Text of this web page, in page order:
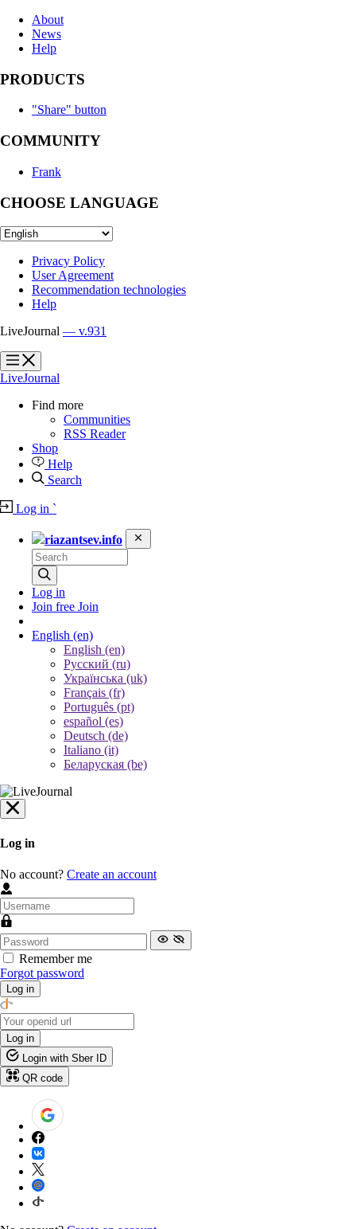
About
News
Help
PRODUCTS
"Share" button
COMMUNITY
Frank
CHOOSE LANGUAGE
Privacy Policy
User Agreement
Recommendation technologies
Help
LiveJournal — v.931
?
?
LiveJournal
Find more
Communities
RSS Reader
Shop
Help
Search
Log in `
riazantsev.info
Log in
Join free Join
English (en)
English (en)
Русский (ru)
Українська (uk)
Français (fr)
Português (pt)
español (es)
Deutsch (de)
Italiano (it)
Беларуская (be)
Log in
No account? Create an account
Remember me
Forgot password
Log in
Log in
Login with Sber ID
QR code